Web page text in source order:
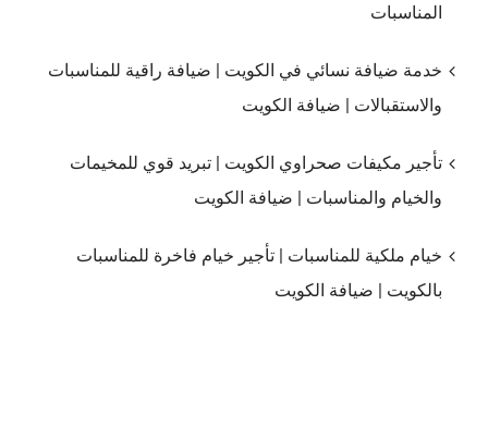
المناسبات
خدمة ضيافة نسائي في الكويت | ضيافة راقية للمناسبات
والاستقبالات | ضيافة الكويت
تأجير مكيفات صحراوي الكويت | تبريد قوي للمخيمات
والخيام والمناسبات | ضيافة الكويت
خيام ملكية للمناسبات | تأجير خيام فاخرة للمناسبات
بالكويت | ضيافة الكويت